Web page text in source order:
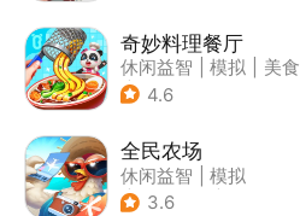
奇妙料理餐厅
休闲益智 模拟
美食
| 宝宝巴士
4.6
全民农场
休闲益智
模拟
| 田园生活
3.6